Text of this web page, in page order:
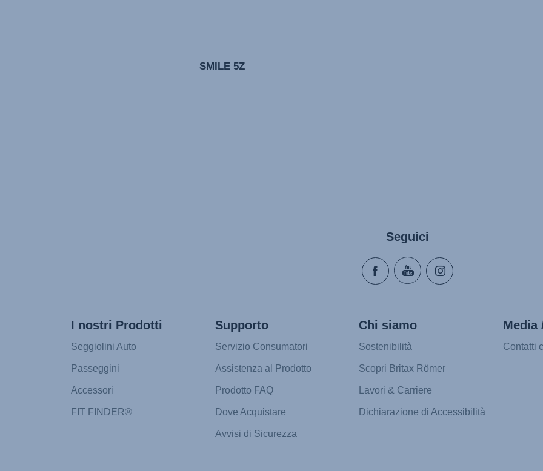
SMILE 5Z
Seguici
I nostri Prodotti
Seggiolini Auto
Passeggini
Accessori
FIT FINDER®
Supporto
Servizio Consumatori
Assistenza al Prodotto
Prodotto FAQ
Dove Acquistare
Avvisi di Sicurezza
Chi siamo
Sostenibilità
Scopri Britax Römer
Lavori & Carriere
Dichiarazione di Accessibilità
Media
Contatti